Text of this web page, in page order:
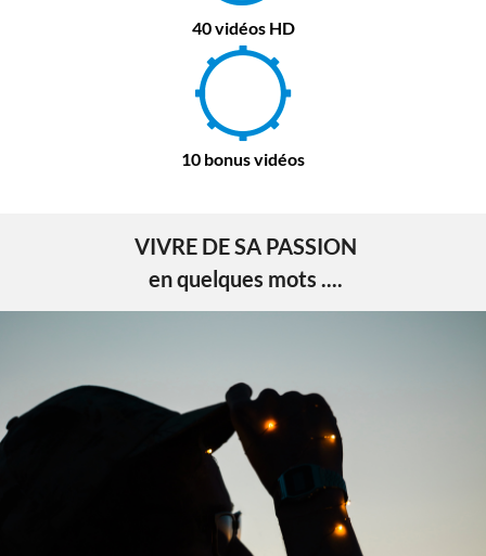
40 vidéos HD
10 bonus vidéos
VIVRE DE SA PASSION
en quelques mots ....